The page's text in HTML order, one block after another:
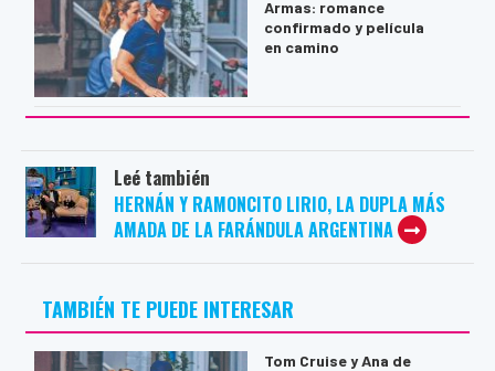
Armas: romance
confirmado y película
en camino
Leé también
HERNÁN Y RAMONCITO LIRIO, LA DUPLA MÁS
AMADA DE LA FARÁNDULA ARGENTINA
TAMBIÉN TE PUEDE INTERESAR
Tom Cruise y Ana de